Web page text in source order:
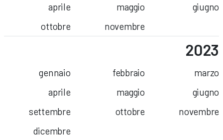
novembre
ottobre
giugno
maggio
aprile
2023
dicembre
novembre
ottobre
settembre
maggio giugno
aprile
marzo
gennaio febbraio